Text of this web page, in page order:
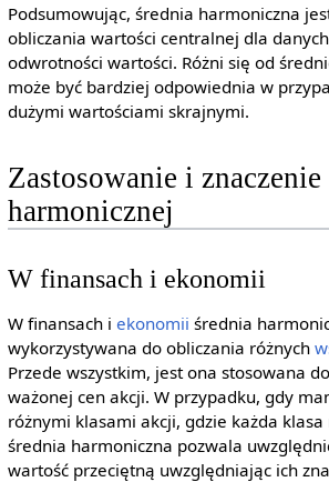
Podsumowując, średnia harmoniczna
obliczania wartości centralnej dla
odwrotności wartości. Różni się od
może być bardziej odpowiednia w
dużymi wartościami skrajnymi.
Zastosowanie i
harmonicznej
W finansach i ekonomii
W finansach i ekonomii średnia
wykorzystywana do obliczania różnych
Przede wszystkim, jest ona stosowana
ważonej cen akcji. W przypadku, gdy
różnymi klasami akcji, gdzie każda
średnia harmoniczna pozwala
wartość przeciętną uwzględniając ich